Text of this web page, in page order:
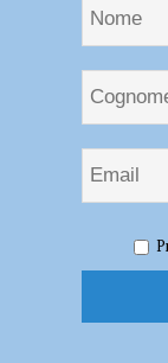
“Mettiamoci in
Italiana Ciechi e